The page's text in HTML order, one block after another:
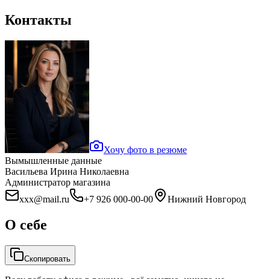
Контакты
Хочу фото в резюме
Вымышленные данные
Васильева Ирина Николаевна
Администратор магазина
xxx@mail.ru
+7 926 000-00-00 Нижний Новгород
О себе
Скопировать